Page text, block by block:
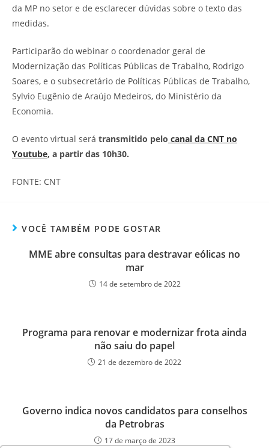
da MP no setor e de esclarecer dúvidas sobre o texto das
medidas.
Participarão do webinar o coordenador geral de
Modernização das Políticas Públicas de Trabalho, Rodrigo
Soares, e o subsecretário de Políticas Públicas de Trabalho,
Sylvio Eugênio de Araújo Medeiros, do Ministério da
Economia.
O evento virtual será transmitido pelo canal da CNT no
Youtube, a partir das 10h30.
FONTE: CNT
VOCÊ TAMBÉM PODE GOSTAR
MME abre consultas para destravar eólicas no
mar
14 de setembro de 2022
Programa para renovar e modernizar frota ainda
não saiu do papel
21 de dezembro de 2022
Governo indica novos candidatos para conselhos
da Petrobras
17 de março de 2023